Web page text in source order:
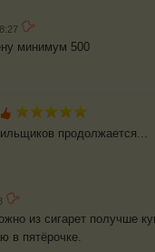
минимум 500
продолжается...
из сигарет получше
в пятёрочке.